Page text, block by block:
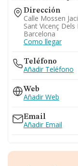
Dirección
Calle Mossen
Sant Vicenç
Barcelona
Como llegar
Teléfono
Añadir Teléfono
Web
Añadir Web
Email
Añadir Email